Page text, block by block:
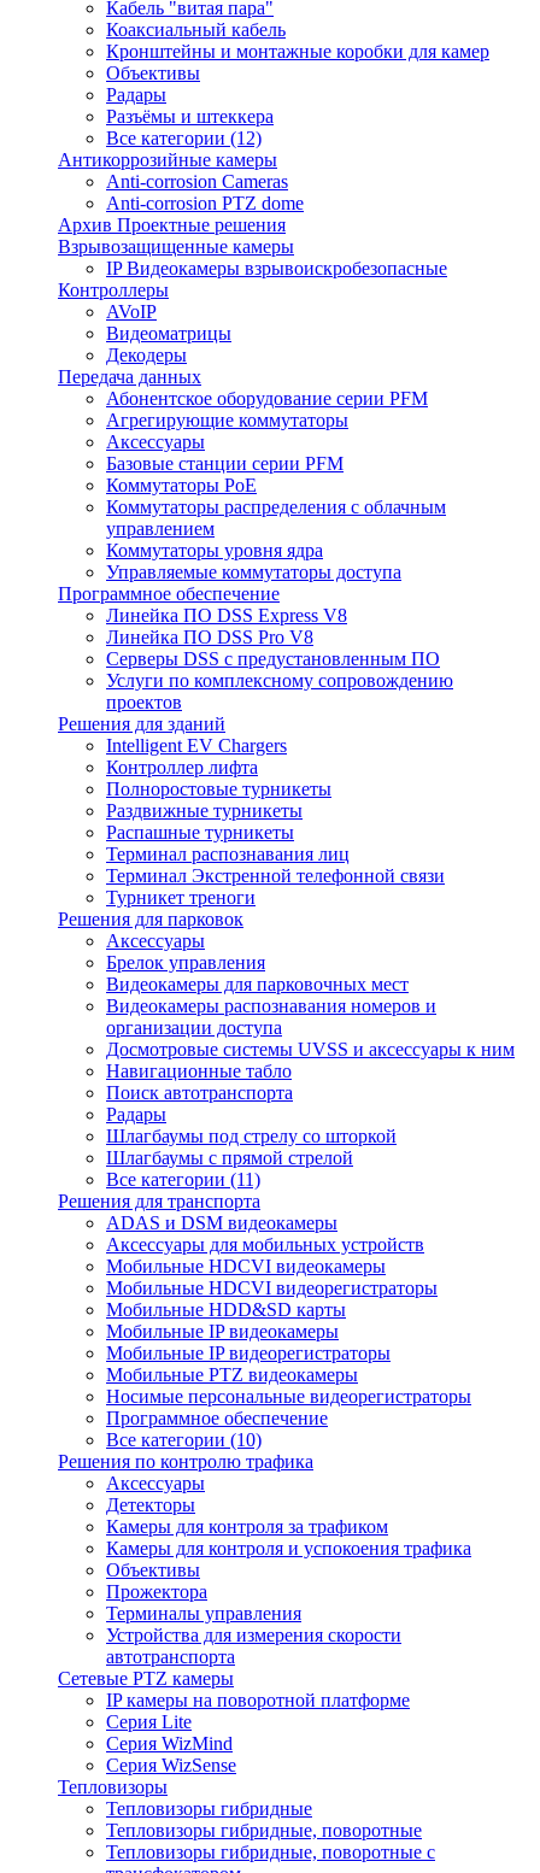
Кабель "витая пара"
Коаксиальный кабель
Кронштейны и монтажные коробки для камер
Объективы
Радары
Разъёмы и штеккера
Все категории (12)
Антикоррозийные камеры
Anti-corrosion Cameras
Anti-corrosion PTZ dome
Архив Проектные решения
Взрывозащищенные камеры
IP Видеокамеры взрывоискробезопасные
Контроллеры
AVoIP
Видеоматрицы
Декодеры
Передача данных
Абонентское оборудование серии PFM
Агрегирующие коммутаторы
Аксессуары
Базовые станции серии PFM
Коммутаторы PoE
Коммутаторы распределения с облачным
управлением
Коммутаторы уровня ядра
Управляемые коммутаторы доступа
Программное обеспечение
Линейка ПО DSS Express V8
Линейка ПО DSS Pro V8
Серверы DSS с предустановленным ПО
Услуги по комплексному сопровождению
проектов
Решения для зданий
Intelligent EV Chargers
Контроллер лифта
Полноростовые турникеты
Раздвижные турникеты
Распашные турникеты
Терминал распознавания лиц
Терминал Экстренной телефонной связи
Турникет треноги
Решения для парковок
Аксессуары
Брелок управления
Видеокамеры для парковочных мест
Видеокамеры распознавания номеров и
организации доступа
Досмотровые системы UVSS и аксессуары к ним
Навигационные табло
Поиск автотранспорта
Радары
Шлагбаумы под стрелу со шторкой
Шлагбаумы с прямой стрелой
Все категории (11)
Решения для транспорта
ADAS и DSM видеокамеры
Аксессуары для мобильных устройств
Мобильные HDCVI видеокамеры
Мобильные HDCVI видеорегистраторы
Мобильные HDD&SD карты
Мобильные IP видеокамеры
Мобильные IP видеорегистраторы
Мобильные PTZ видеокамеры
Носимые персональные видеорегистраторы
Программное обеспечение
Все категории (10)
Решения по контролю трафика
Аксессуары
Детекторы
Камеры для контроля за трафиком
Камеры для контроля и успокоения трафика
Объективы
Прожектора
Терминалы управления
Устройства для измерения скорости
автотранспорта
Сетевые PTZ камеры
IP камеры на поворотной платформе
Серия Lite
Серия WizMind
Серия WizSense
Тепловизоры
Тепловизоры гибридные
Тепловизоры гибридные, поворотные
Тепловизоры гибридные, поворотные с